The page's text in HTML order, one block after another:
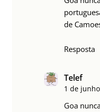
de
Resposta
Telef
1 de
Goa